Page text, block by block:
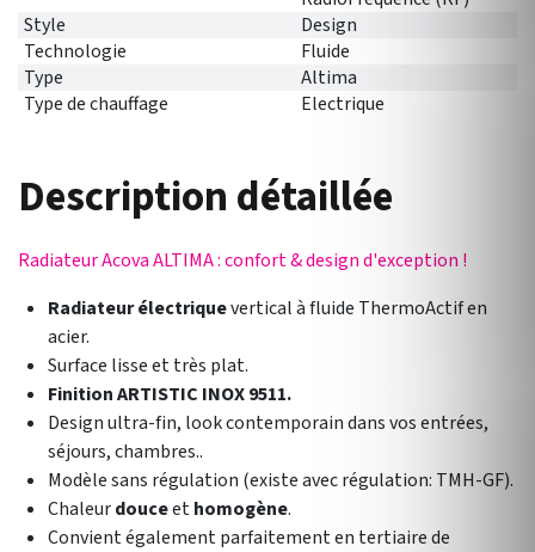
Style
Design
Technologie
Fluide
Type
Altima
Type de chauffage
Electrique
Description détaillée
Radiateur Acova ALTIMA : confort & design d'exception !
Radiateur électriquevertical à fluide ThermoActif en
acier.
Surface lisse et très plat.
Finition ARTISTIC INOX 9511.
Design ultra-fin, look contemporain dans vos entrées,
séjours, chambres..
Modèle sans régulation (existe avec régulation: TMH-GF).
Chaleurdouceethomogène.
Convient également parfaitement en tertiaire de